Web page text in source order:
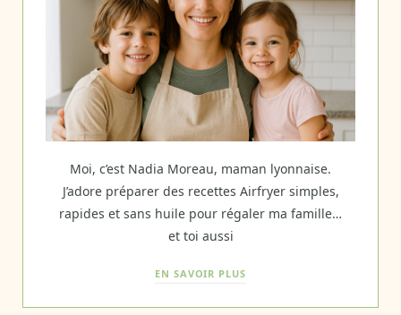
Moi, c’est Nadia Moreau, maman lyonnaise.
J’adore préparer des recettes Airfryer simples,
rapides et sans huile pour régaler ma famille…
et toi aussi
EN SAVOIR PLUS